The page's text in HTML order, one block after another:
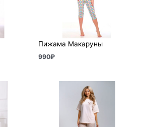
Пижама Макаруны
990₽